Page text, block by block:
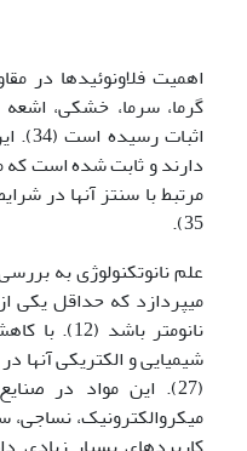
اهمیت فلاونوئیدها در
گرما، سرما، خشکی،
دارند و ثابت شده است که
35).
علم نانوتکنولوژی به
نانومتر
شیمیایی و الکتریکی آنها
(27). این مواد در
میکروالکترونیک،